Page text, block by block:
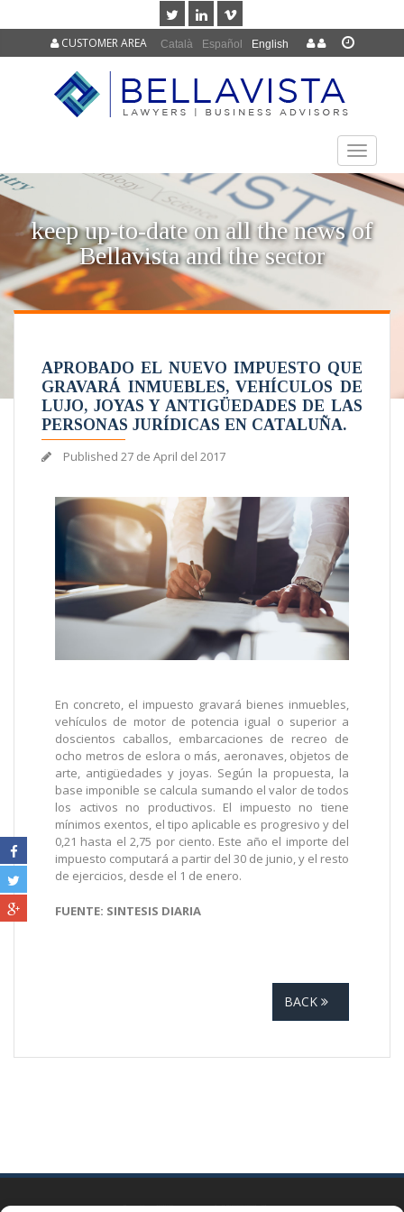
Català Español English
CUSTOMER AREA
TOGGLE
keep up-to-date on all the news of
Bellavista and the sector
APROBADO EL NUEVO IMPUESTO QUE
GRAVARÁ INMUEBLES, VEHÍCULOS DE
LUJO, JOYAS Y ANTIGÜEDADES DE LAS
PERSONAS JURÍDICAS EN CATALUÑA.
Published 27 de April del 2017
En concreto, el impuesto gravará bienes inmuebles,
vehículos de motor de potencia igual o superior a
doscientos caballos, embarcaciones de recreo de
ocho metros de eslora o más, aeronaves, objetos de
arte, antigüedades y joyas. Según la propuesta, la
base imponible se calcula sumando el valor de todos
los activos no productivos. El impuesto no tiene
mínimos exentos, el tipo aplicable es progresivo y del
0,21 hasta el 2,75 por ciento. Este año el importe del
impuesto computará a partir del 30 de junio, y el resto
de ejercicios, desde el 1 de enero.
FUENTE: SINTESIS DIARIA
BACK